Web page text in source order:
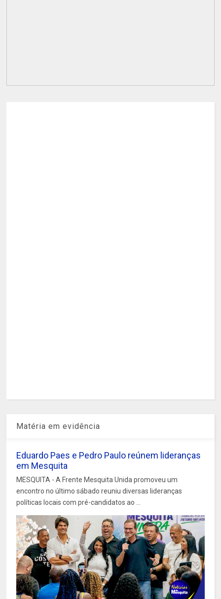
Matéria em evidência
Eduardo Paes e Pedro Paulo reúnem lideranças
em Mesquita
MESQUITA - A Frente Mesquita Unida promoveu um
encontro no último sábado reuniu diversas lideranças
políticas locais com pré-candidatos ao ...